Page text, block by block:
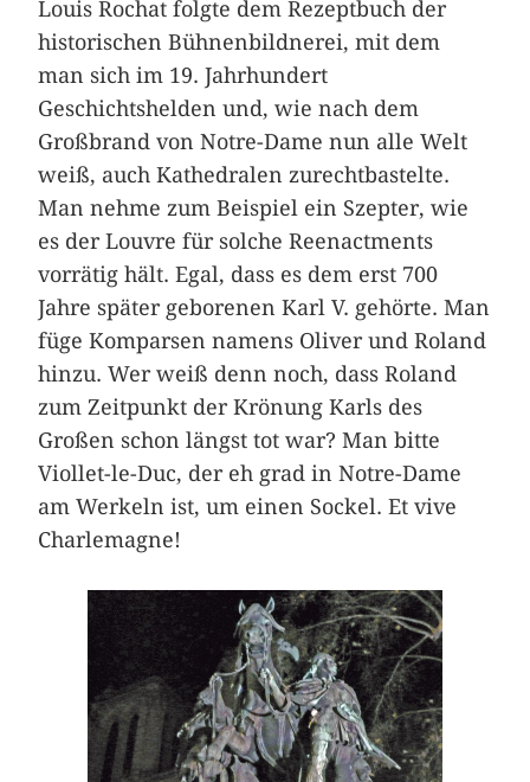
Louis Rochat folgte dem Rezeptbuch der
historischen Bühnenbildnerei, mit dem
man sich im 19. Jahrhundert
Geschichtshelden und, wie nach dem
Großbrand von Notre-Dame nun alle Welt
weiß, auch Kathedralen zurechtbastelte.
Man nehme zum Beispiel ein Szepter, wie
es der Louvre für solche Reenactments
vorrätig hält. Egal, dass es dem erst 700
Jahre später geborenen Karl V. gehörte. Man
füge Komparsen namens Oliver und Roland
hinzu. Wer weiß denn noch, dass Roland
zum Zeitpunkt der Krönung Karls des
Großen schon längst tot war? Man bitte
Viollet-le-Duc, der eh grad in Notre-Dame
am Werkeln ist, um einen Sockel. Et vive
Charlemagne!